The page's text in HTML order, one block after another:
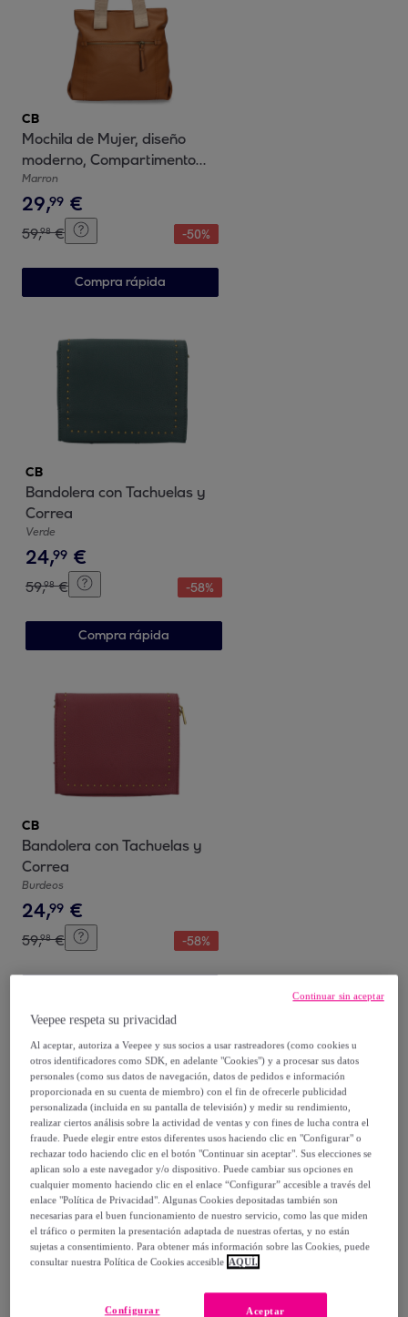
CB
Mochila de Mujer, diseño
moderno, Compartimento
Principal con Cremallera
Marron
29,99 €
59,98 € -50%
Compra rápida
CB
Bandolera con Tachuelas y
Correa
Verde
24,99 €
59,98 € -58%
Compra rápida
CB
Bandolera con Tachuelas y
Correa
Burdeos
24,99 €
59,98 € -58%
CB
Bandolera con Cadena y
Cremallera
Rosa
29,99 €
54%
Veepee respeta su privacidad
Al aceptar, autoriza a Veepee y sus socios a usar rastreadores (como cookies u
otros identificadores como SDK, en adelante "Cookies") y a procesar sus datos
personales (como sus datos de navegación, datos de pedidos e información
proporcionada en su cuenta de miembro) con el fin de ofrecerle publicidad
personalizada (incluida en su pantalla de televisión) y medir su rendimiento,
realizar ciertos análisis sobre la actividad de ventas y con fines de lucha contra el
fraude. Puede elegir entre estos diferentes usos haciendo clic en "Configurar" o
rechazar todo haciendo clic en el botón "Continuar sin aceptar". Sus elecciones se
aplican solo a este navegador y/o dispositivo. Puede cambiar sus opciones en
cualquier momento haciendo clic en el enlace “Configurar” accesible a través del
enlace "Política de Privacidad". Algunas Cookies depositadas también son
necesarias para el buen funcionamiento de nuestro servicio, como las que miden
el tráfico o permiten la presentación adaptada de nuestras ofertas, y no están
sujetas a consentimiento. Para obtener más información sobre las Cookies, puede
consultar nuestra Política de Cookies accesible AQUÍ.
Aceptar
Configurar
Continuar sin aceptar